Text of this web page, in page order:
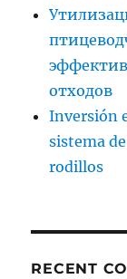
отходов
Inversión
sistema
rodillos
RECENT